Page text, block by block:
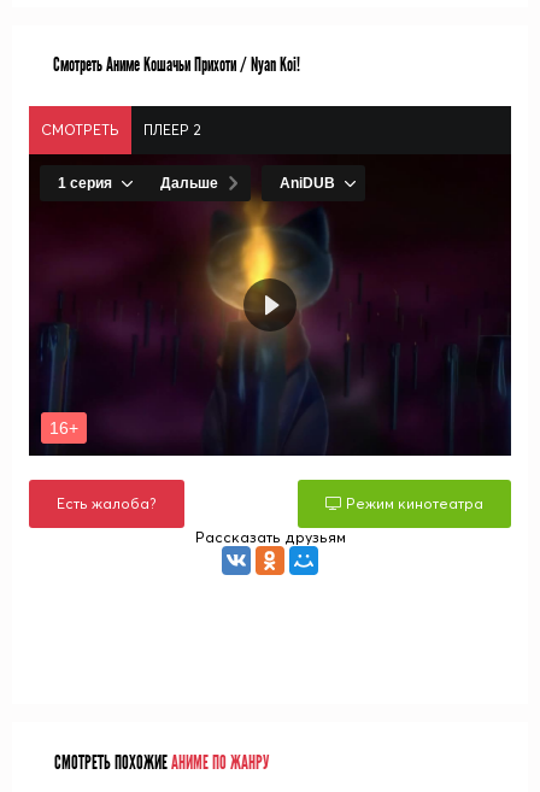
Смотреть Аниме Кошачьи Прихоти / Nyan Koi!
СМОТРЕТЬ ПЛЕЕР 2
Есть жалоба?
Режим кинотеатра
Рассказать друзьям
СМОТРЕТЬ ПОХОЖИЕАНИМЕ ПО ЖАНРУ